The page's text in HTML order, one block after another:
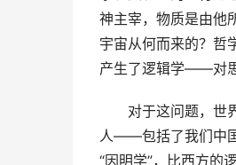
神主宰，物质是由他
宇宙从何而来的？哲
产生了逻辑学——对
对于这问题，世
人——包括了我们中
“因明学”，比西方的